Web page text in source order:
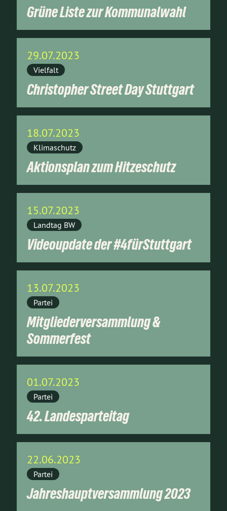
Grüne Liste zur Kommunalwahl
29.07.2023
Vielfalt
Christopher Street Day Stuttgart
18.07.2023
Klimaschutz
Aktionsplan zum Hitzeschutz
15.07.2023
Landtag BW
Videoupdate der #4fürStuttgart
13.07.2023
Partei
Mitgliederversammlung &
Sommerfest
01.07.2023
Partei
42. Landesparteitag
22.06.2023
Partei
Jahreshauptversammlung 2023